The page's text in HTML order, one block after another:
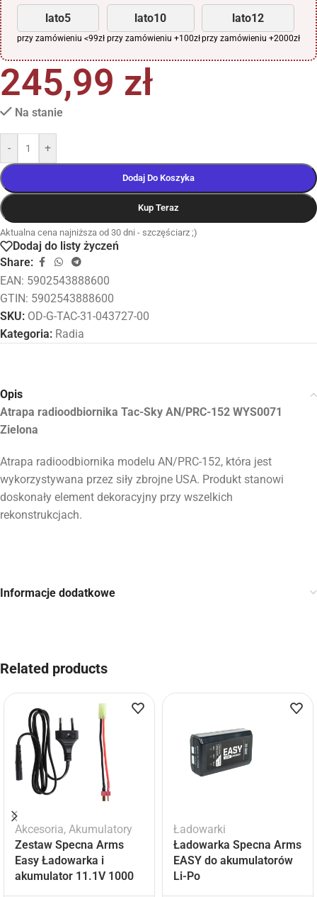
lato5
przy zamówieniu <99zł
lato10
przy zamówieniu +100zł
lato12
przy zamówieniu +2000zł
245,99 zł
Na stanie
- +
Dodaj Do Koszyka
Kup Teraz
Aktualna cena najniższa od 30 dni - szczęściarz ;)
Dodaj do listy życzeń
Share:
EAN: 5902543888600
GTIN: 5902543888600
SKU: OD-G-TAC-31-043727-00
Kategoria: Radia
Opis
Atrapa radioodbiornika Tac-Sky AN/PRC-152 WYS0071
Zielona
Atrapa radioodbiornika modelu AN/PRC-152, która jest
wykorzystywana przez siły zbrojne USA. Produkt stanowi
doskonały element dekoracyjny przy wszelkich
rekonstrukcjach.
Informacje dodatkowe
Related products
Akcesoria, Akumulatory
Zestaw Specna Arms
Easy Ładowarka i
akumulator 11.1V 1000
Ładowarki
Ładowarka Specna Arms
EASY do akumulatorów
Li-Po